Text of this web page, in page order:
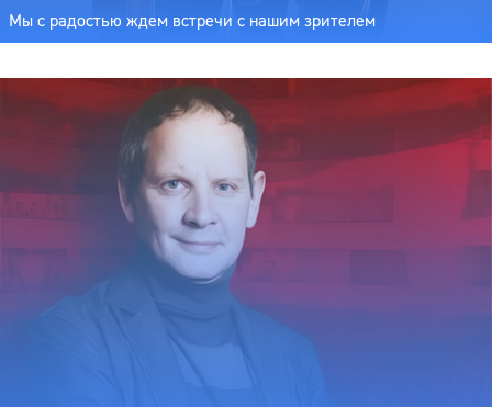
Мы с радостью ждем встречи с нашим зрителем